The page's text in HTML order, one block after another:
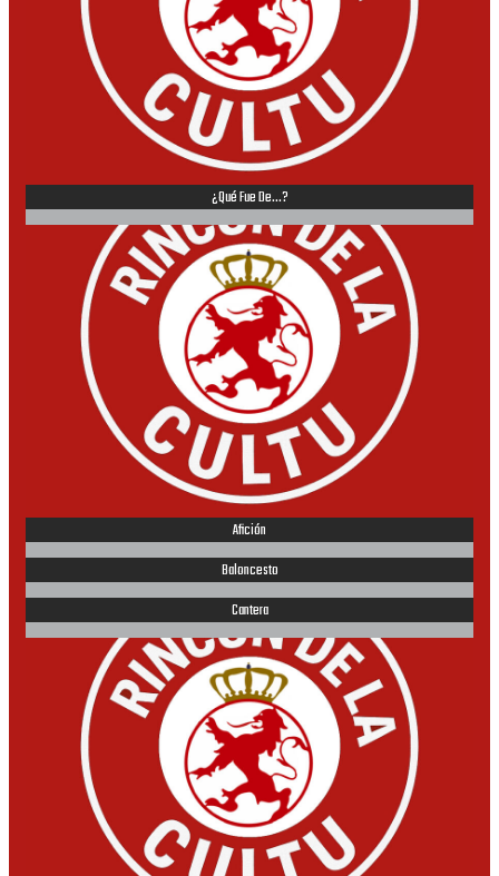
¿Qué Fue De...?
Afición
Baloncesto
Cantera